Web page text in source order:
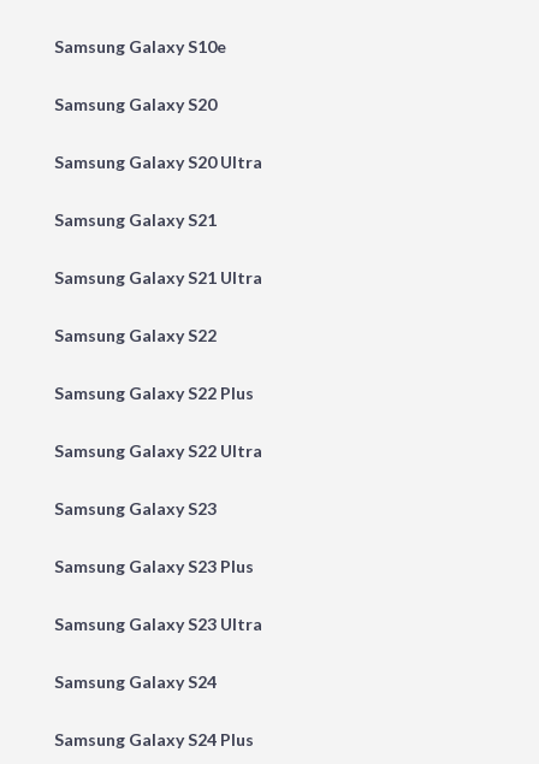
Samsung Galaxy S10e
Samsung Galaxy S20
Samsung Galaxy S20 Ultra
Samsung Galaxy S21
Samsung Galaxy S21 Ultra
Samsung Galaxy S22
Samsung Galaxy S22 Plus
Samsung Galaxy S22 Ultra
Samsung Galaxy S23
Samsung Galaxy S23 Plus
Samsung Galaxy S23 Ultra
Samsung Galaxy S24
Samsung Galaxy S24 Plus